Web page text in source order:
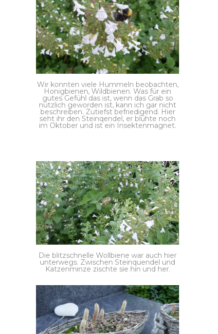
Wir konnten viele Hummeln beobachten,
Honigbienen, Wildbienen. Was für ein
gutes Gefühl das ist, wenn das Grab so
nützlich geworden ist, kann ich gar nicht
beschreiben. Zutiefst befriedigend. Hier
seht ihr den Steinqendel, er blühte noch
im Oktober und ist ein Insektenmagnet.
Die blitzschnelle Wollbiene war auch hier
unterwegs. Zwischen Steinquendel und
Katzenminze zischte sie hin und her.